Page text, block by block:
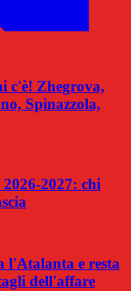
c'è! Zhegrova,
Spinazzola,
2027: chi
l'Atalanta e resta
dell'affare